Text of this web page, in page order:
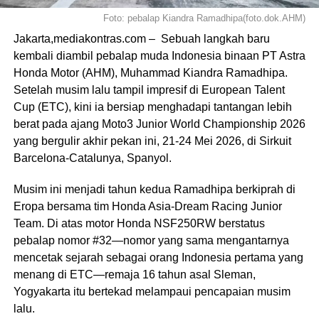
Foto: pebalap Kiandra Ramadhipa(foto.dok.AHM)
Jakarta,mediakontras.com – Sebuah langkah baru
kembali diambil pebalap muda Indonesia binaan PT Astra
Honda Motor (AHM), Muhammad Kiandra Ramadhipa.
Setelah musim lalu tampil impresif di European Talent
Cup (ETC), kini ia bersiap menghadapi tantangan lebih
berat pada ajang Moto3 Junior World Championship 2026
yang bergulir akhir pekan ini, 21-24 Mei 2026, di Sirkuit
Barcelona-Catalunya, Spanyol.
Musim ini menjadi tahun kedua Ramadhipa berkiprah di
Eropa bersama tim Honda Asia-Dream Racing Junior
Team. Di atas motor Honda NSF250RW berstatus
pebalap nomor #32—nomor yang sama mengantarnya
mencetak sejarah sebagai orang Indonesia pertama yang
menang di ETC—remaja 16 tahun asal Sleman,
Yogyakarta itu bertekad melampaui pencapaian musim
lalu.